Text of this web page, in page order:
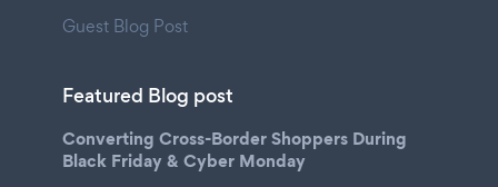
Guest Blog Post
Featured Blog post
Converting Cross-Border Shoppers During
Black Friday & Cyber Monday